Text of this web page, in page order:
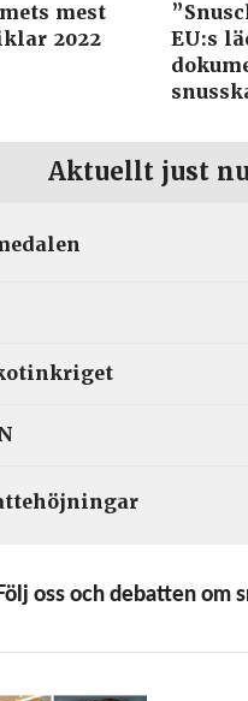
mest
2022
EU:s
Aktuellt just
oss och debatten om